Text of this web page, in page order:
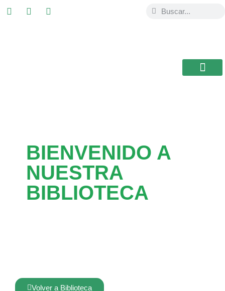
BIENVENIDO A
NUESTRA
BIBLIOTECA
Volver a Biblioteca